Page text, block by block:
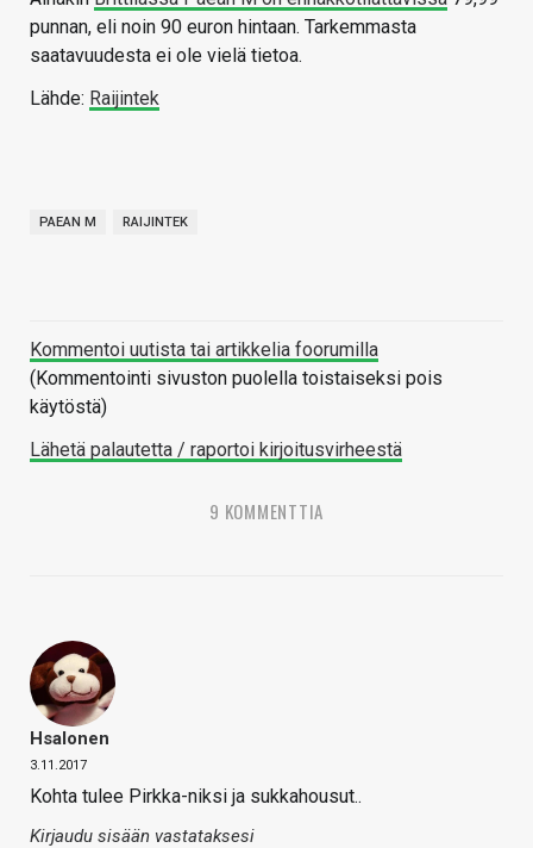
punnan, eli noin 90 euron hintaan. Tarkemmasta
saatavuudesta ei ole vielä tietoa.
Lähde: Raijintek
PAEAN M RAIJINTEK
Kommentoi uutista tai artikkelia foorumilla
(Kommentointi sivuston puolella toistaiseksi pois
käytöstä)
Lähetä palautetta / raportoi kirjoitusvirheestä
9 KOMMENTTIA
Hsalonen
3.11.2017
Kohta tulee Pirkka-niksi ja sukkahousut..
Kirjaudu sisään vastataksesi